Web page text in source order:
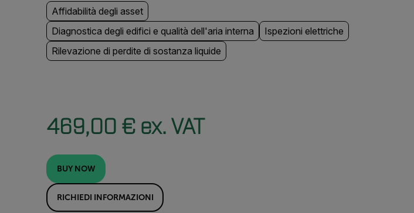
Affidabilità degli asset
Diagnostica degli edifici e qualità dell'aria interna
Ispezioni elettriche
Rilevazione di perdite di sostanza liquide
469,00 € ex. VAT
BUY NOW
RICHIEDI INFORMAZIONI